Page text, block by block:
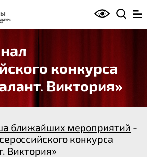
конкурса
Виктория»
ближайших мероприятий -
конкурса
Виктория»